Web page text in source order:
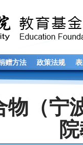
赠方法 政策法规
物（宁